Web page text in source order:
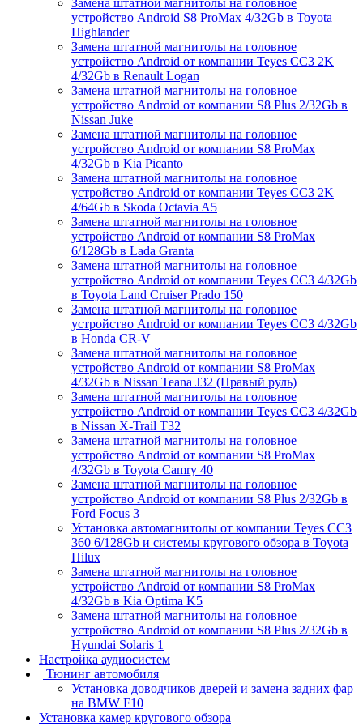
Замена штатной магнитолы на головное
устройство Android S8 ProMax 4/32Gb в Toyota
Highlander
Замена штатной магнитолы на головное
устройство Android от компании Teyes CC3 2K
4/32Gb в Renault Logan
Замена штатной магнитолы на головное
устройство Android от компании S8 Plus 2/32Gb в
Nissan Juke
Замена штатной магнитолы на головное
устройство Android от компании S8 ProMax
4/32Gb в Kia Picanto
Замена штатной магнитолы на головное
устройство Android от компании Teyes CC3 2K
4/64Gb в Skoda Octavia A5
Замена штатной магнитолы на головное
устройство Android от компании S8 ProMax
6/128Gb в Lada Granta
Замена штатной магнитолы на головное
устройство Android от компании Teyes CC3 4/32Gb
в Toyota Land Cruiser Prado 150
Замена штатной магнитолы на головное
устройство Android от компании Teyes CC3 4/32Gb
в Honda CR-V
Замена штатной магнитолы на головное
устройство Android от компании S8 ProMax
4/32Gb в Nissan Teana J32 (Правый руль)
Замена штатной магнитолы на головное
устройство Android от компании Teyes CC3 4/32Gb
в Nissan X-Trail T32
Замена штатной магнитолы на головное
устройство Android от компании S8 ProMax
4/32Gb в Toyota Camry 40
Замена штатной магнитолы на головное
устройство Android от компании S8 Plus 2/32Gb в
Ford Focus 3
Установка автомагнитолы от компании Teyes CC3
360 6/128Gb и системы кругового обзора в Toyota
Hilux
Замена штатной магнитолы на головное
устройство Android от компании S8 ProMax
4/32Gb в Kia Optima K5
Замена штатной магнитолы на головное
устройство Android от компании S8 Plus 2/32Gb в
Hyundai Solaris 1
Настройка аудиосистем
Тюнинг автомобиля
Установка доводчиков дверей и замена задних фар
на BMW F10
Установка камер кругового обзора